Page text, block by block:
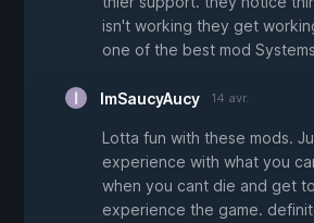
isn't working they get
one of the best mod
ImSaucyAucy 14 avr.
Lotta fun with these mods.
experience with what you
when you cant die and get
experience the game.